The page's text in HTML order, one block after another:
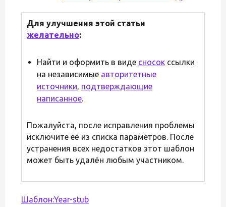
Для улучшения этой статьи
желательно:
Найти и оформить в виде сносок ссылки
на независимые авторитетные
источники, подтверждающие
написанное.
Пожалуйста, после исправления проблемы
исключите её из списка параметров. После
устранения всех недостатков этот шаблон
может быть удалён любым участником.
Шаблон:Year-stub